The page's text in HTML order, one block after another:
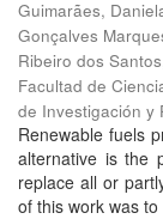
Guimarães,
Gonçalves
Ribeiro dos
Facultad de
de Investigación y
Renewable fuels
alternative is the
replace all or
of this work was to